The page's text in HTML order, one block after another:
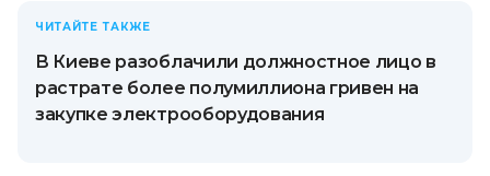
ЧИТАЙТЕ ТАКЖЕ
В Киеве разоблачили должностное лицо в
растрате более полумиллиона гривен на
закупке электрооборудования